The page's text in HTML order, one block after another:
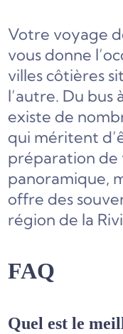
Votre voyage
vous donne
villes côtières
l’autre. Du bus
existe de
qui méritent
préparation de
panoramique,
offre des
région de la
FAQ
Quel est le